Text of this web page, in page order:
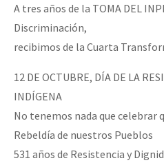
Contacto
A tres años de la TOMA DEL
Discriminación,
recibimos de la Cuarta
12 DE OCTUBRE, DÍA DE LA
INDÍGENA
No tenemos nada que celebrar
Rebeldía de nuestros Pueblos
531 años de Resistencia y